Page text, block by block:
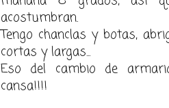
acostumbran.
Tengo chanclas y botas,
cortas y largas...
Eso del cambio de
cansa!!!!